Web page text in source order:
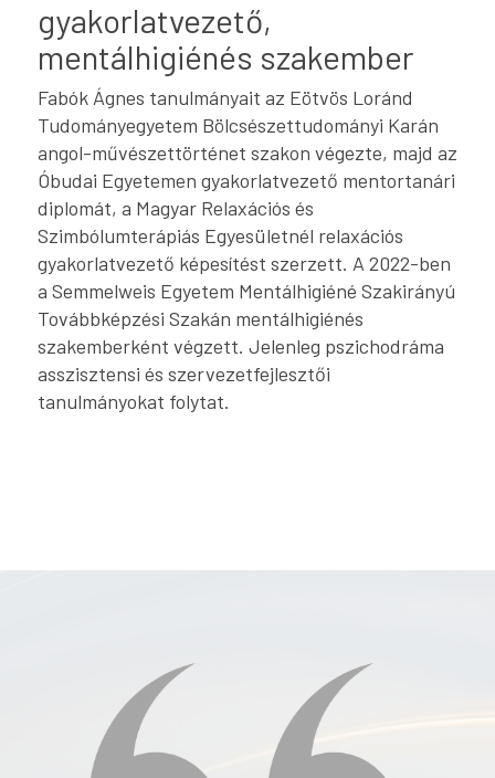
gyakorlatvezető,
mentálhigiénés szakember
Fabók Ágnes tanulmányait az Eötvös Loránd
Tudományegyetem Bölcsészettudományi Karán
angol-művészettörténet szakon végezte, majd az
Óbudai Egyetemen gyakorlatvezető mentortanári
diplomát, a Magyar Relaxációs és
Szimbólumterápiás Egyesületnél relaxációs
gyakorlatvezető képesítést szerzett. A 2022-ben
a Semmelweis Egyetem Mentálhigiéné Szakirányú
Továbbképzési Szakán mentálhigiénés
szakemberként végzett. Jelenleg pszichodráma
asszisztensi és szervezetfejlesztői
tanulmányokat folytat.